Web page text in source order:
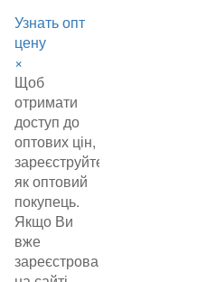
Узнать опт
цену
×
Щоб
отримати
доступ до
оптових цін,
зареєструйтеся
як оптовий
покупець.
Якщо Ви
вже
зареєстровані